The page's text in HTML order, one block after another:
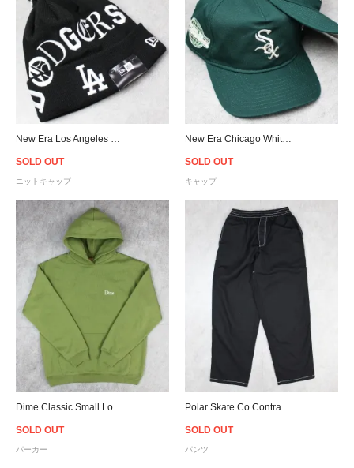
SOLD OUT
ニットキャップ
New Era Chicago White Sox The Golfer Snapback Cap - Dark Green/Cream
SOLD OUT
キャップ
SOLD OUT
パーカー
SOLD OUT
パンツ